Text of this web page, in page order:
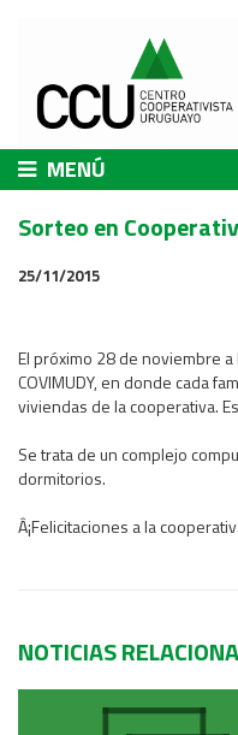
MENÚ
Presentación
Nuestra historia
ÁREAS DE TRABAJO
Cómo trabajamos
Acerca del Área
Trabajos
Programas
REGIONAL LITORAL
Sorteo en
25/11/2015
El próximo 28 de noviembre
COVIMUDY, en donde cada
viviendas de la cooperativa.
Se trata de un complejo
dormitorios.
Â¡Felicitaciones a la
NOTICIAS